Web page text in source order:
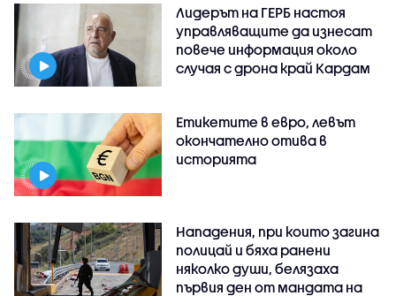
Лидерът на ГЕРБ настоя
управляващите да изнесат
повече информация около
случая с дрона край Кардам
Етикетите в евро, левът
окончателно отива в
историята
Нападения, при които загина
полицай и бяха ранени
няколко души, белязаха
първия ден от мандата на